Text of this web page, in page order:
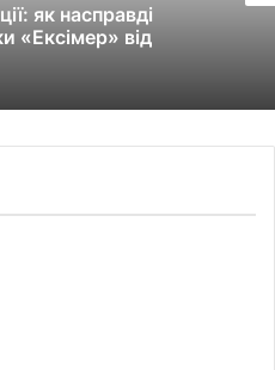
як насправді
«Ексімер» від